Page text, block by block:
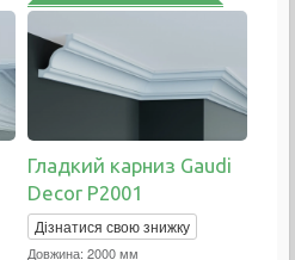
Гладкий карниз Gaudi
Decor P2001
Дізнатися свою знижку
Довжина: 2000 мм